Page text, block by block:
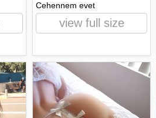
Cehennem evet
view full size